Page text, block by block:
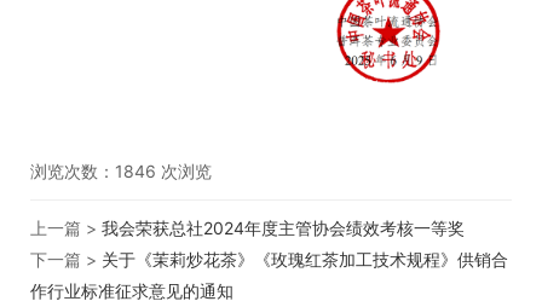
浏览次数： 1846 次浏览
上一篇 > 我会荣获总社2024年度主管协会绩效考核一等奖
下一篇 > 关于《茉莉炒花茶》《玫瑰红茶加工技术规程》供销合
作行业标准征求意见的通知